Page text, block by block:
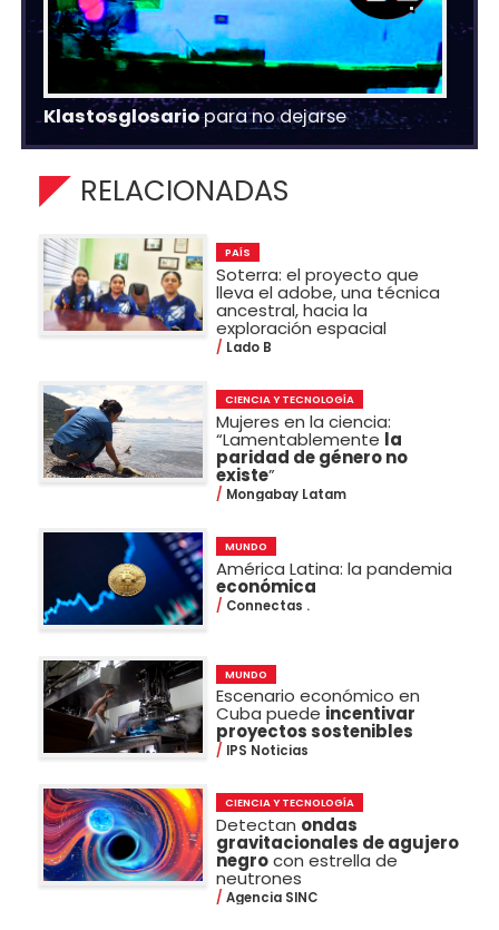
Klastosglosariopara no dejarse
RELACIONADAS
PAÍS
Soterra: el proyecto que
lleva el adobe, una técnica
ancestral, hacia la
exploración espacial
Lado B
CIENCIA Y TECNOLOGÍA
Mujeres en la ciencia:
“Lamentablemente la
paridad de género no
existe”
Mongabay Latam
MUNDO
América Latina: la pandemia
económica
Connectas .
MUNDO
Escenario económico en
Cuba puede incentivar
proyectos sostenibles
IPS Noticias
CIENCIA Y TECNOLOGÍA
Detectan ondas
gravitacionales de agujero
negrocon estrella de
neutrones
Agencia SINC